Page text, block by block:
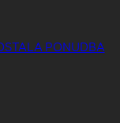
PONUDBA